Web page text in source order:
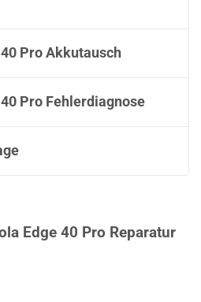
Pro Akkutausch
Pro Fehlerdiagnose
Edge 40 Pro Reparatur